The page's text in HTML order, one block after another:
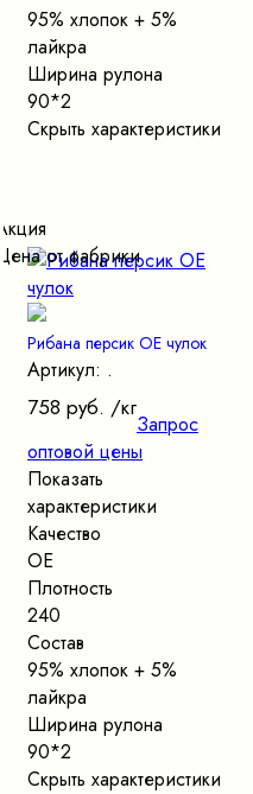
95% хлопок + 5%
лайкра
Ширина рулона
90*2
Скрыть характеристики
Акция
Цена от фабрики
Рибана персик ОЕ чулок
Артикул: .
758 руб. /кг
Запрос
оптовой цены
Показать
характеристики
Качество
ОЕ
Плотность
240
Состав
95% хлопок + 5%
лайкра
Ширина рулона
90*2
Скрыть характеристики